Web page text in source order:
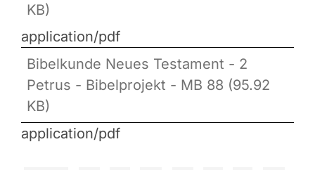
KB)
application/pdf
Bibelkunde Neues Testament - 2
Petrus - Bibelprojekt - MB 88 (95.92
KB)
application/pdf